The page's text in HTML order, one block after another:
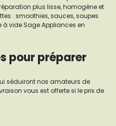
plus lisse, homogène et
: smoothies, sauces, soupes
vide Sage Appliances en
pour préparer
séduiront nos amateurs de
vous est offerte si le prix de